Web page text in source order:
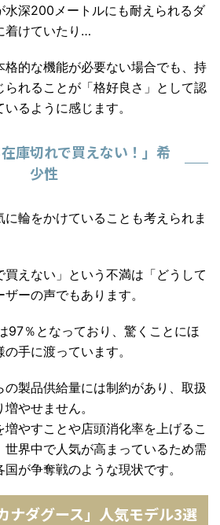
水深200メートルにも耐えられるダ
着けていたり…
格的な機能が必要ない場合でも、持
られることが「格好良さ」として認
るように感じます。
在庫切れで買えない！」希
少性
輪をかけていることも考えられま
買えない」という不満は「どうして
ーの声でもあります。
97％ となっており、驚くことにほ
手に渡っています。
の製品供給量には制約があり、取扱
やせません。
やすことや店頭消化率を上げるこ
世界中で人気が高まっているため需
が争奪戦のような現状です。
ナダグース」人気モデル3選